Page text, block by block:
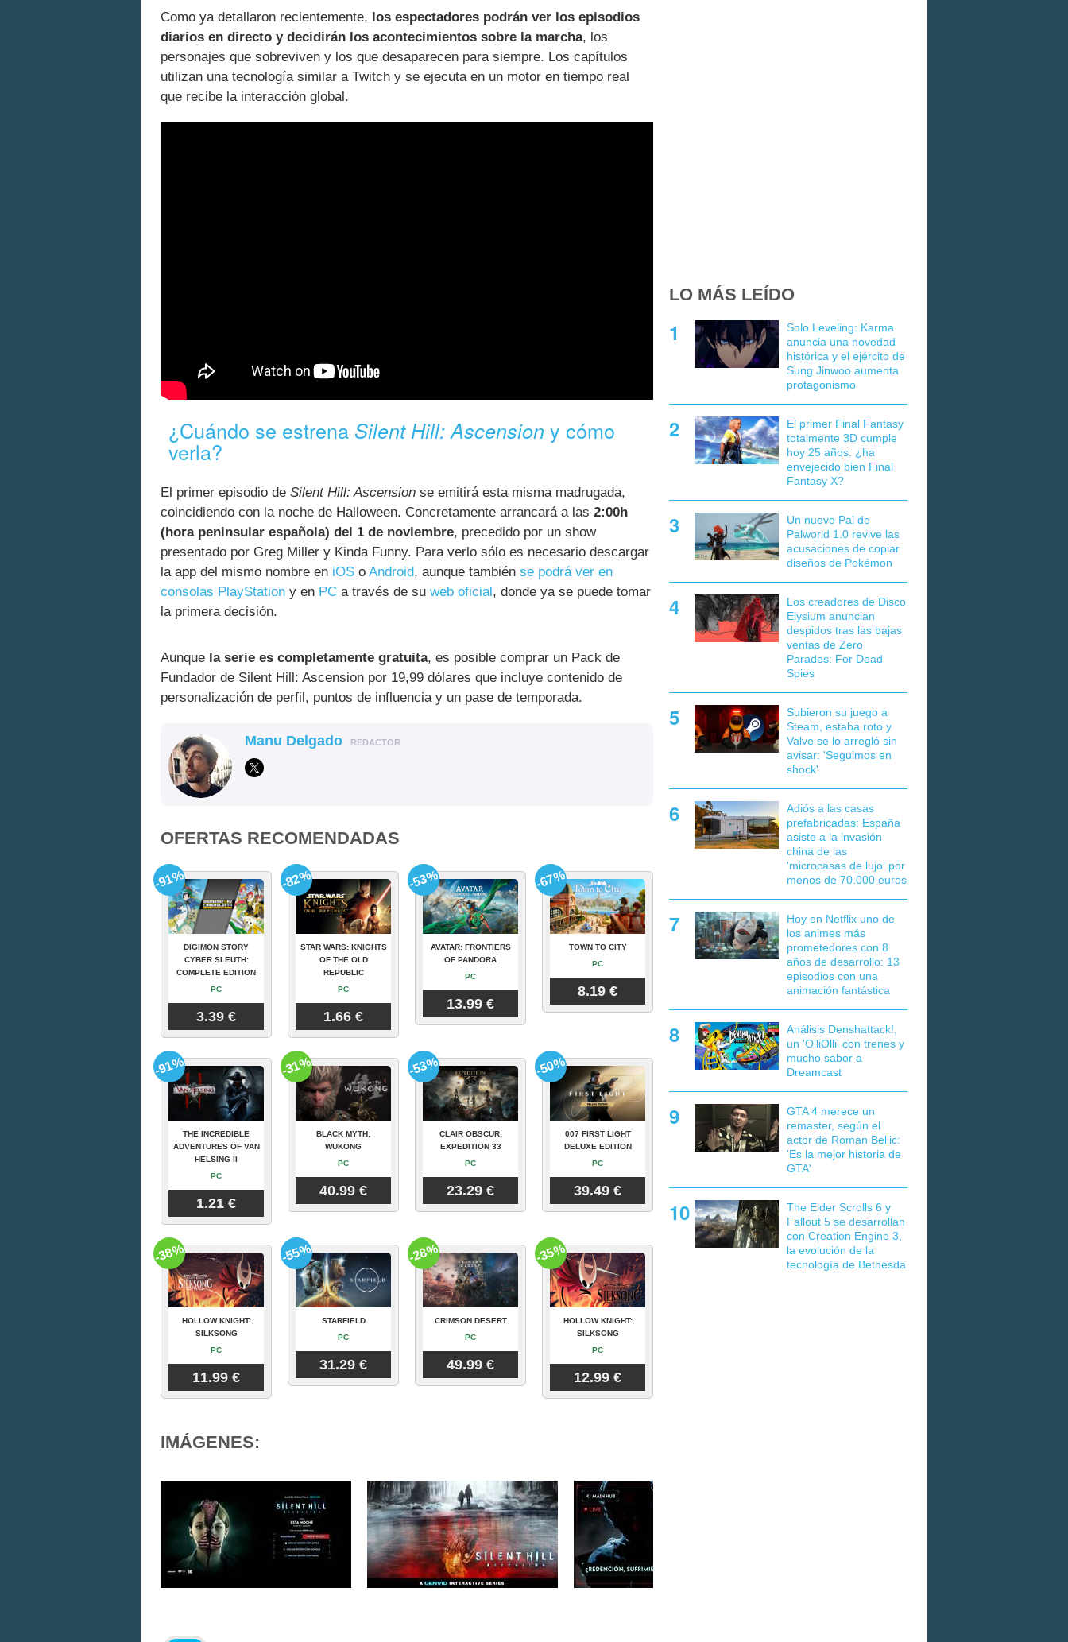
Como ya detallaron recientemente, los espectadores podrán ver los episodios
diarios en directo y decidirán los acontecimientos sobre la marcha, los
personajes que sobreviven y los que desaparecen para siempre. Los capítulos
utilizan una tecnología similar a Twitch y se ejecuta en un motor en tiempo real
que recibe la interacción global.
¿Cuándo se estrena Silent Hill: Ascension y cómo
verla?
El primer episodio de Silent Hill: Ascension se emitirá esta misma madrugada,
coincidiendo con la noche de Halloween. Concretamente arrancará a las 2:00h
(hora peninsular española) del 1 de noviembre, precedido por un show
presentado por Greg Miller y Kinda Funny. Para verlo sólo es necesario descargar
la app del mismo nombre en iOS o Android, aunque también se podrá ver en
consolas PlayStation y en PC a través de su web oficial, donde ya se puede tomar
la primera decisión.
Aunque la serie es completamente gratuita, es posible comprar un Pack de
Fundador de Silent Hill: Ascension por 19,99 dólares que incluye contenido de
personalización de perfil, puntos de influencia y un pase de temporada.
Manu Delgado REDACTOR
OFERTAS RECOMENDADAS
DIGIMON STORY
CYBER SLEUTH:
COMPLETE EDITION
PC
3.39 €
-91%
STAR WARS: KNIGHTS
OF THE OLD
REPUBLIC
PC
1.66 €
-82%
AVATAR: FRONTIERS
OF PANDORA
PC
13.99 €
-53%
TOWN TO CITY
PC
8.19 €
-67%
THE INCREDIBLE
ADVENTURES OF VAN
HELSING II
PC
1.21 €
-91%
BLACK MYTH:
WUKONG
PC
40.99 €
-31%
CLAIR OBSCUR:
EXPEDITION 33
PC
23.29 €
-53%
007 FIRST LIGHT
DELUXE EDITION
PC
39.49 €
-50%
HOLLOW KNIGHT:
SILKSONG
PC
11.99 €
-38%
STARFIELD
PC
31.29 €
-55%
CRIMSON DESERT
PC
49.99 €
-28%
HOLLOW KNIGHT:
SILKSONG
PC
12.99 €
-35%
IMÁGENES:
LO MÁS LEÍDO
Solo Leveling: Karma
anuncia una novedad
histórica y el ejército de
Sung Jinwoo aumenta
protagonismo
El primer Final Fantasy
totalmente 3D cumple
hoy 25 años: ¿ha
envejecido bien Final
Fantasy X?
Un nuevo Pal de
Palworld 1.0 revive las
acusaciones de copiar
diseños de Pokémon
Los creadores de Disco
Elysium anuncian
despidos tras las bajas
ventas de Zero
Parades: For Dead
Spies
Subieron su juego a
Steam, estaba roto y
Valve se lo arregló sin
avisar: 'Seguimos en
shock'
Adiós a las casas
prefabricadas: España
asiste a la invasión
china de las
'microcasas de lujo' por
menos de 70.000 euros
Hoy en Netflix uno de
los animes más
prometedores con 8
años de desarrollo: 13
episodios con una
animación fantástica
Análisis Denshattack!,
un 'OlliOlli' con trenes y
mucho sabor a
Dreamcast
GTA 4 merece un
remaster, según el
actor de Roman Bellic:
'Es la mejor historia de
GTA'
The Elder Scrolls 6 y
Fallout 5 se desarrollan
con Creation Engine 3,
la evolución de la
tecnología de Bethesda